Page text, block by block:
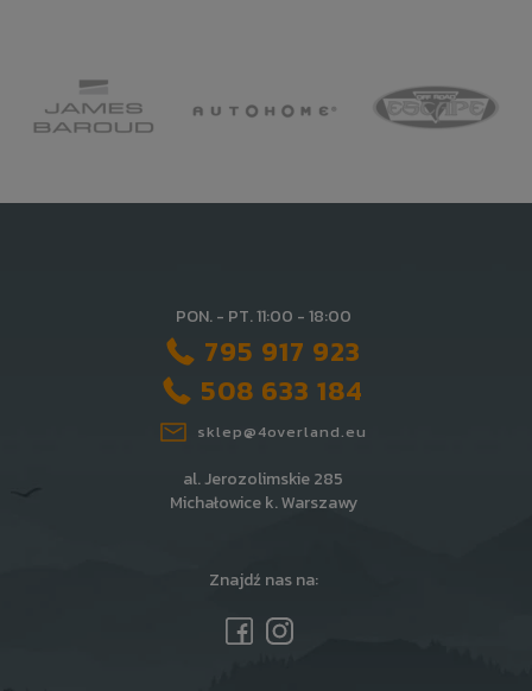
PON. - PT. 11:00 - 18:00
795 917 923
508 633 184
sklep@4overland.eu
al. Jerozolimskie 285
Michałowice k. Warszawy
Znajdź nas na: